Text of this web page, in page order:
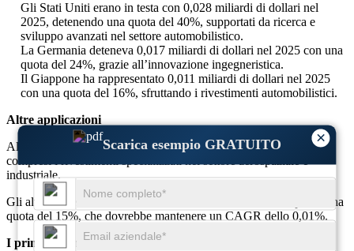
×
Scarica esempio GRATUITO
Gli Stati Uniti erano in testa con 0,028 miliardi di dollari nel
2025, detenendo una quota del 40%, supportati da ricerca e
sviluppo avanzati nel settore automobilistico.
La Germania deteneva 0,017 miliardi di dollari nel 2025 con una
quota del 24%, grazie all’innovazione ingegneristica.
Il Giappone ha rappresentato 0,011 miliardi di dollari nel 2025
con una quota del 16%, sfruttando i rivestimenti automobilistici.
Altre applicazioni
Altre industrie rappresentano circa il 15% della domanda totale,
compresi i rivestimenti specializzati nel settore aerospaziale e
industriale.
Gli altri usi detenevano 0,048 miliardi di dollari nel 2025, pari a una
quota del 15%, che dovrebbe mantenere un CAGR dello 0,01%.
I primi 3 principali paesi dominanti nel segmento Altre